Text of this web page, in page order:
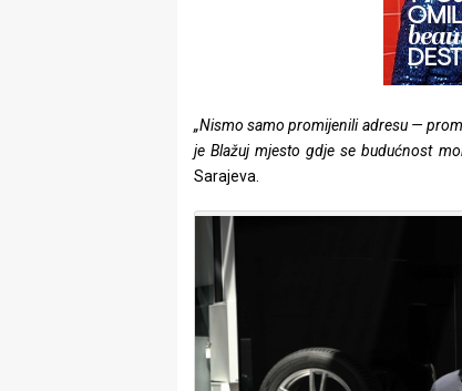
„Nismo samo promijenili adresu —
je Blažuj mjesto gdje se budućnost
Sarajeva.